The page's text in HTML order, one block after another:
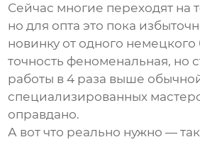
Сейчас многие переходят на
но для опта это пока
новинку от одного
точность феноменальная, но
работы в 4 раза выше
специализированных
оправдано.
А вот что реально нужно —